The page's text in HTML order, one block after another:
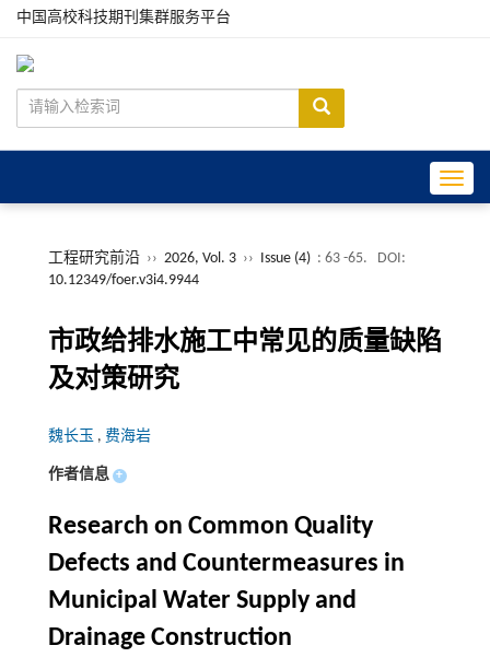
中国高校科技期刊集群服务平台
工程研究前沿 ›› 2026, Vol. 3 ›› Issue (4) : 63 -65.
DOI:
10.12349/foer.v3i4.9944
市政给排水施工中常见的质量缺陷
及对策研究
魏长玉 , 费海岩
作者信息 +
Research on Common Quality
Defects and Countermeasures in
Municipal Water Supply and
Drainage Construction